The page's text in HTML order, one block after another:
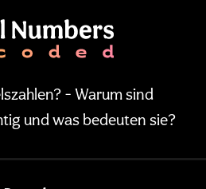
- Warum sind
und was bedeuten sie?